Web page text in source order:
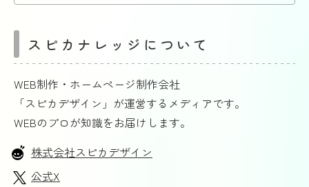
スピカナレッジについて
WEB制作・ホームページ制作会社
「スピカデザイン」が運営するメディアです。
WEBのプロが知識をお届けします。
株式会社スピカデザイン
公式X